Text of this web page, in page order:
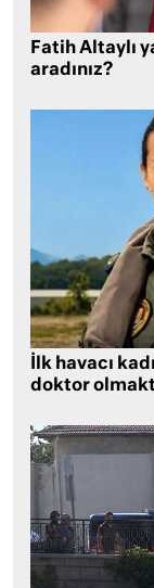
Fatih Altaylı
aradınız?
İlk havacı
doktor